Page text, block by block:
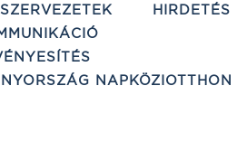
HIRDETÉS
NAPKÖZIOTTHON